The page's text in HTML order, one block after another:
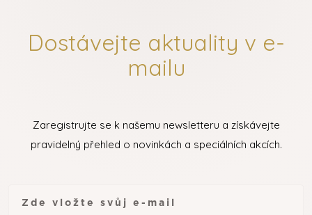
Dostávejte aktuality v e-
mailu
Zaregistrujte se k našemu newsletteru a získávejte
pravidelný přehled o novinkách a speciálních akcích.